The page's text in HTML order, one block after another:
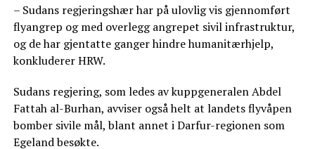
– Sudans regjeringshær har på ulovlig vis gjennomført
flyangrep og med overlegg angrepet sivil infrastruktur,
og de har gjentatte ganger hindre humanitærhjelp,
konkluderer HRW.
Sudans regjering, som ledes av kuppgeneralen Abdel
Fattah al-Burhan, avviser også helt at landets flyvåpen
bomber sivile mål, blant annet i Darfur-regionen som
Egeland besøkte.